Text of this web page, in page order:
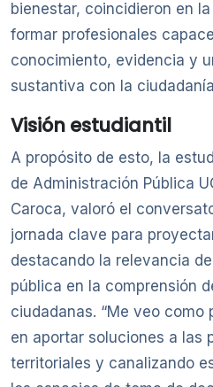
bienestar, coincidieron en
formar profesionales
conocimiento, evidencia y
sustantiva con la
Visión estudiantil
A propósito de esto, la
de Administración Pública
Caroca, valoró el
jornada clave para
destacando la relevancia
pública en la comprensión
ciudadanas. “Me veo como
en aportar soluciones a las
territoriales y canalizando